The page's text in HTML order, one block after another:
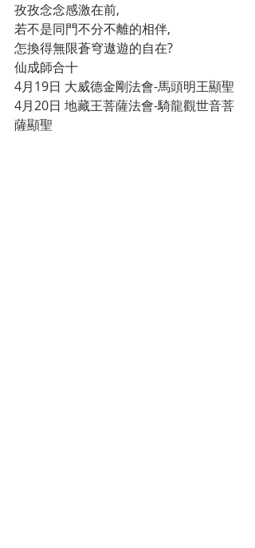
孜孜念念感激在前,
若不是同門不分不離的相伴,
怎換得無限蒼穹遨遊的自在?
仙成師合十
4月19日 大威德金剛法會-馬頭明王顯聖
4月20日 地藏王菩薩法會-騎龍觀世音菩
薩顯聖